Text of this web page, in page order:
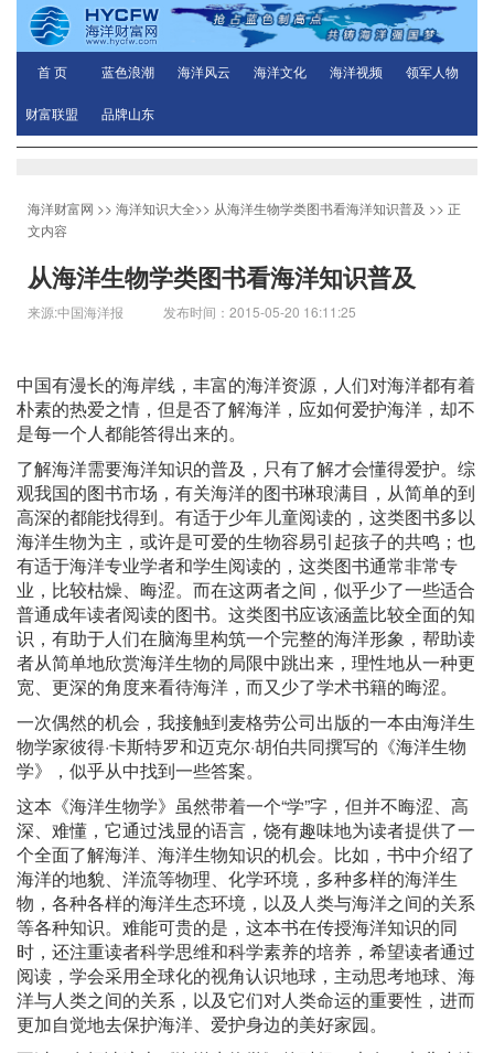
首 页 蓝色浪潮 海洋风云 海洋文化 海洋视频 领军人物
财富联盟 品牌山东
海洋财富网 >> 海洋知识大全>> 从海洋生物学类图书看海洋知识普及 >> 正
文内容
从海洋生物学类图书看海洋知识普及
来源:中国海洋报 发布时间：2015-05-20 16:11:25
中国有漫长的海岸线，丰富的海洋资源，人们对海洋都有着
朴素的热爱之情，但是否了解海洋，应如何爱护海洋，却不
是每一个人都能答得出来的。
了解海洋需要海洋知识的普及，只有了解才会懂得爱护。综
观我国的图书市场，有关海洋的图书琳琅满目，从简单的到
高深的都能找得到。有适于少年儿童阅读的，这类图书多以
海洋生物为主，或许是可爱的生物容易引起孩子的共鸣；也
有适于海洋专业学者和学生阅读的，这类图书通常非常专
业，比较枯燥、晦涩。而在这两者之间，似乎少了一些适合
普通成年读者阅读的图书。这类图书应该涵盖比较全面的知
识，有助于人们在脑海里构筑一个完整的海洋形象，帮助读
者从简单地欣赏海洋生物的局限中跳出来，理性地从一种更
宽、更深的角度来看待海洋，而又少了学术书籍的晦涩。
一次偶然的机会，我接触到麦格劳公司出版的一本由海洋生
物学家彼得·卡斯特罗和迈克尔·胡伯共同撰写的《海洋生物
学》，似乎从中找到一些答案。
这本《海洋生物学》虽然带着一个“学”字，但并不晦涩、高
深、难懂，它通过浅显的语言，饶有趣味地为读者提供了一
个全面了解海洋、海洋生物知识的机会。比如，书中介绍了
海洋的地貌、洋流等物理、化学环境，多种多样的海洋生
物，各种各样的海洋生态环境，以及人类与海洋之间的关系
等各种知识。难能可贵的是，这本书在传授海洋知识的同
时，还注重读者科学思维和科学素养的培养，希望读者通过
阅读，学会采用全球化的视角认识地球，主动思考地球、海
洋与人类之间的关系，以及它们对人类命运的重要性，进而
更加自觉地去保护海洋、爱护身边的美好家园。